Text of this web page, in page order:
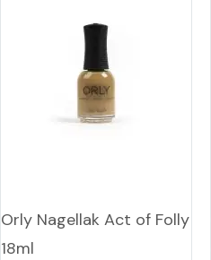
Orly Nagellak Act of Folly
18ml